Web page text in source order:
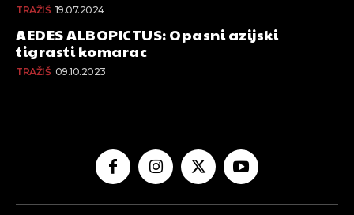
TRAŽIŠ 19.07.2024
AEDES ALBOPICTUS: Opasni azijski
tigrasti komarac
TRAŽIŠ 09.10.2023